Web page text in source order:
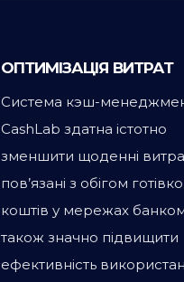
ОПТИМІЗАЦІЯ ВИТРАТ
Система кэш-
CashLab здатна істотно
зменшити щоденні
пов’язані з обігом
коштів у мережах
також значно підвищити
ефективність